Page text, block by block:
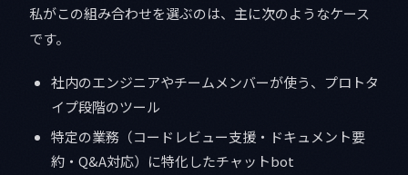
私がこの組み合わせを選ぶのは、主に次のようなケース
です。
社内のエンジニアやチームメンバーが使う、プロトタ
イプ段階のツール
特定の業務（コードレビュー支援・ドキュメント要
約・Q&A対応）に特化したチャットbot